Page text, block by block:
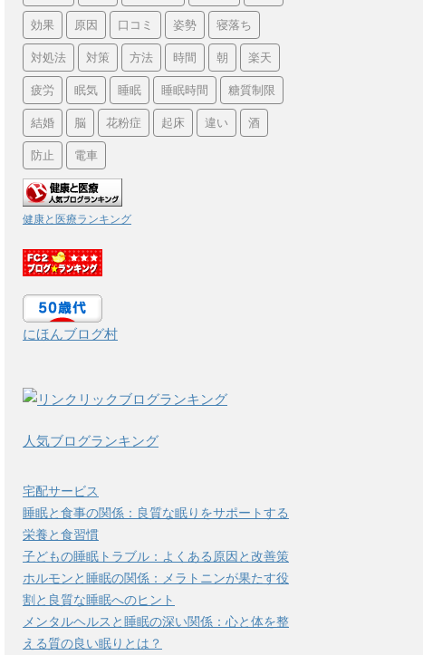
効果 原因 口コミ 姿勢 寝落ち
対処法 対策 方法 時間 朝 楽天
疲労 眠気 睡眠 睡眠時間 糖質制限
結婚 脳 花粉症 起床 違い 酒
防止 電車
健康と医療ランキング
にほんブログ村
人気ブログランキング
宅配サービス
睡眠と食事の関係：良質な眠りをサポートする
栄養と食習慣
子どもの睡眠トラブル：よくある原因と改善策
ホルモンと睡眠の関係：メラトニンが果たす役
割と良質な睡眠へのヒント
メンタルヘルスと睡眠の深い関係：心と体を整
える質の良い眠りとは？